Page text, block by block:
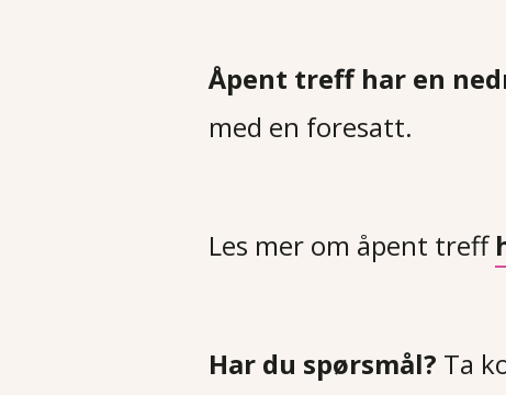
Åpent treff har en
med en foresatt.
Les mer om åpent treff
Har du spørsmål? Ta